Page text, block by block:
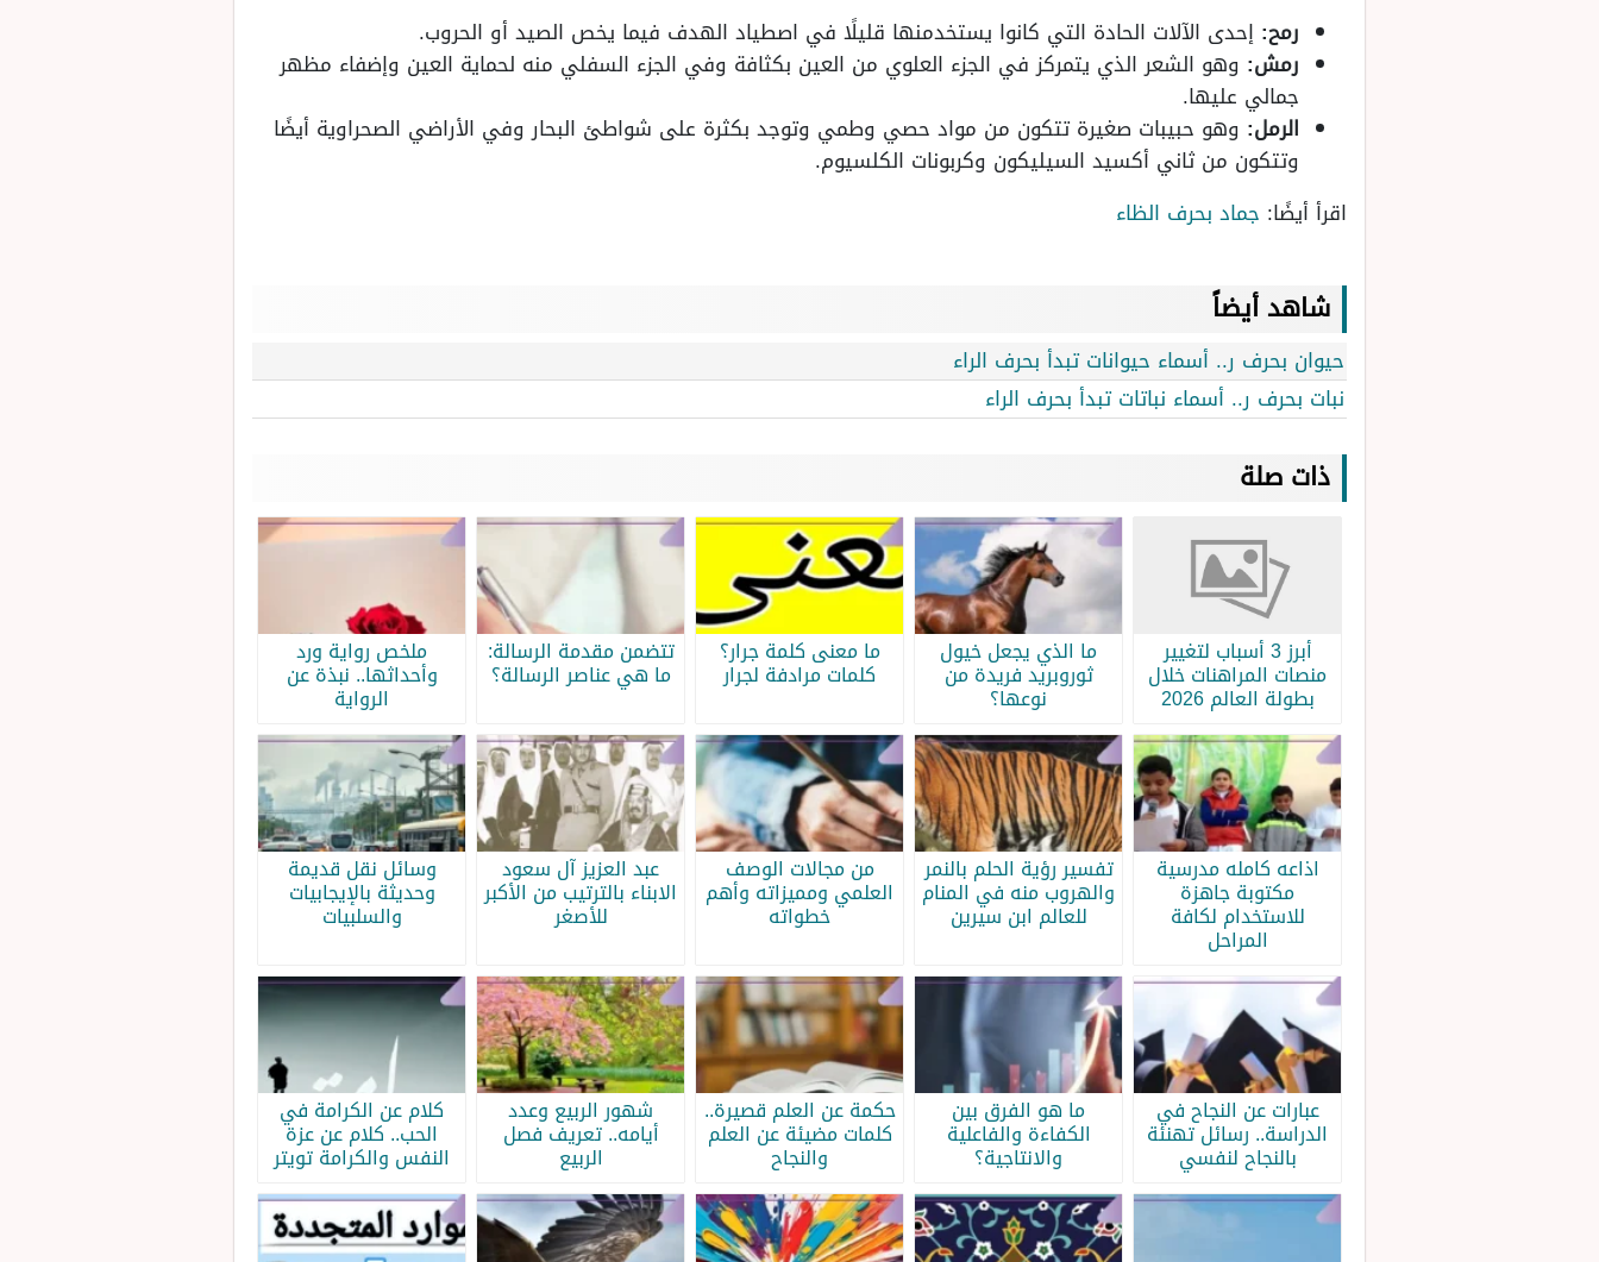
رمح: إحدى الآلات الحادة التي كانوا يستخدمنها قليلًا في اصطياد الهدف فيما يخص الصيد أو الحروب.
رمش: وهو الشعر الذي يتمركز في الجزء العلوي من العين بكثافة وفي الجزء السفلي منه لحماية العين وإضفاء مظهر
جمالي عليها.
الرمل: وهو حبيبات صغيرة تتكون من مواد حصي وطمي وتوجد بكثرة على شواطئ البحار وفي الأراضي الصحراوية أيضًا
وتتكون من ثاني أكسيد السيليكون وكربونات الكلسيوم.
اقرأ أيضًا: جماد بحرف الظاء
شاهد أيضاً
حيوان بحرف ر.. أسماء حيوانات تبدأ بحرف الراء
نبات بحرف ر.. أسماء نباتات تبدأ بحرف الراء
ذات صلة
أبرز 3 أسباب لتغيير
منصات المراهنات خلال
بطولة العالم 2026
ما الذي يجعل خيول
ثوروبريد فريدة من
نوعها؟
ما معنى كلمة جرار؟
كلمات مرادفة لجرار
تتضمن مقدمة الرسالة:
ما هي عناصر الرسالة؟
ملخص رواية ورد
وأحداثها.. نبذة عن
الرواية
اذاعه كامله مدرسية
مكتوبة جاهزة
للاستخدام لكافة
المراحل
تفسير رؤية الحلم بالنمر
والهروب منه في المنام
للعالم ابن سيرين
من مجالات الوصف
العلمي ومميزاته وأهم
خطواته
عبد العزيز آل سعود
الابناء بالترتيب من الأكبر
للأصغر
وسائل نقل قديمة
وحديثة بالإيجابيات
والسلبيات
عبارات عن النجاح في
الدراسة.. رسائل تهنئة
بالنجاح لنفسي
ما هو الفرق بين
الكفاءة والفاعلية
والانتاجية؟
حكمة عن العلم قصيرة..
كلمات مضيئة عن العلم
والنجاح
شهور الربيع وعدد
أيامه.. تعريف فصل
الربيع
كلام عن الكرامة في
الحب.. كلام عن عزة
النفس والكرامة تويتر